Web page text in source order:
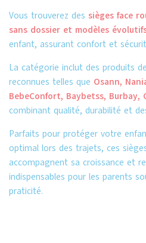
Vous trouverez des sièges face
sans dossier et modèles
enfant, assurant confort et
La catégorie inclut des produits
reconnues telles que Osann,
BebeConfort, Baybetss, Burbay,
combinant qualité, durabilité et
Parfaits pour protéger votre
optimal lors des trajets, ces
accompagnent sa croissance et
indispensables pour les parents
praticité.